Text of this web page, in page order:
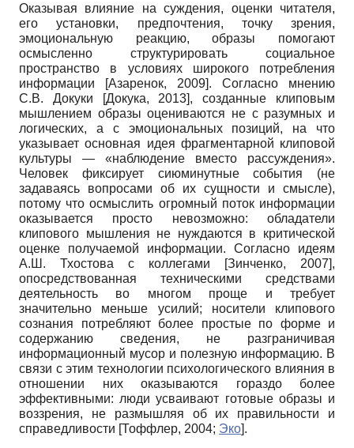
Оказывая влияние на суждения, оценки читателя,
его установки, предпочтения, точку зрения,
эмоциональную реакцию, образы помогают
осмысленно структурировать социальное
пространство в условиях широкого потребления
информации
[Азаренок, 2009]. Согласно мнению
С.В. Докуки
[Докука, 2013], созданные клиповым
мышлением образы оцениваются не с разумных и
логических, а с эмоциональных позиций, на что
указывает основная идея фрагментарной клиповой
культуры — «наблюдение вместо рассуждения».
Человек фиксирует сиюминутные события (не
задаваясь вопросами об их сущности и смысле),
потому что осмыслить огромный поток информации
оказывается просто невозможно: обладатели
клипового мышления не нуждаются в критической
оценке получаемой информации. Согласно идеям
А.Ш. Тхостова с коллегами
[Зинченко, 2007],
опосредствованная техническими средствами
деятельность во многом проще и требует
значительно меньше усилий; носители клипового
сознания потребляют более простые по форме и
содержанию сведения, не разграничивая
информационный мусор и полезную информацию. В
связи с этим технологии психологического влияния в
отношении них оказываются гораздо более
эффективными: люди усваивают готовые образы и
воззрения, не размышляя об их правильности и
справедливости [Тоффлер, 2004; Эко].